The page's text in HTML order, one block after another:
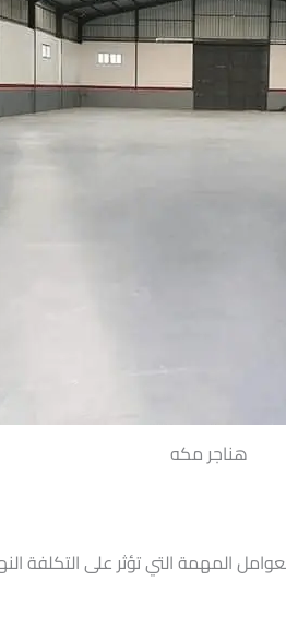
هناجر مكه
المهمة التي تؤثر على التكلفة